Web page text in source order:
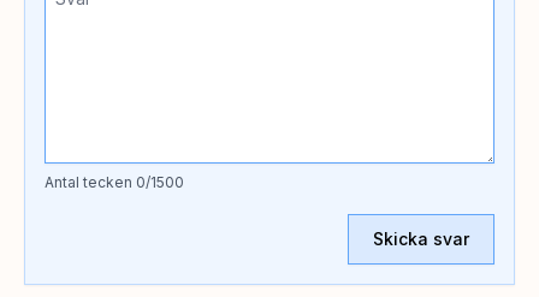
Antal tecken 0/1500
Skicka svar